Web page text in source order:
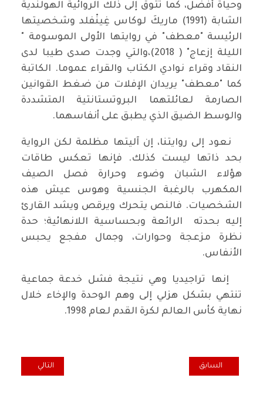
وحياة أفضل، كما تتوق إلى ذلك الروائية الهولندية
الشابة (1991) ماريكَ لوكاس غِينْفلد وشخصيتها
الرئيسة "معطف" في روايتها الأولى الموسومة "
الليلة إزعاج" ( 2018)،والتي وجدت صدى طيبا لدى
النقاد وقراء نوادي الكتاب والقراء عموما. الكاتبة
كما "معطف" يريدان الإفلات من ضغط القوانين
الصارمة لعائلتهما البروتستانتية المتشددة
والوسط الضيق الذي يطبق على أنفاسهما.
نعود إلى روايتنا، إن آليتها مظلمة لكن الرواية
بحد ذاتها ليست كذلك. فإنها تعكس طاقات
هؤلاء الشبان وضوء وحرارة فصل الصيف
المكهرب بالرغبة الجنسية وهوس عيش هذه
الشخصيات. فالنص يتحرك ويرقص ويشد القارئ
إليه بحدته الرائعة وبحساسية اللانهائية؛ حدة
نظرة مزعجة وحوارات، وجمال مفجع يحبس
الأنفاس.
إنها تراجيديا وهي نتيجة فشل خدعة جماعية
تنتهي بشكل هزلي إلى وهم الوحدة والإخاء خلال
نهاية كأس العالم لكرة القدم لعام 1998.
المقال السابق: اتحاد الأدباء يوجه رسالة دالة الى رئيس الوزراء
السابق المقال
التالي